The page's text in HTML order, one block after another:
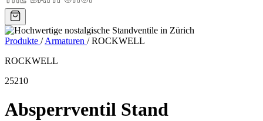
Produkte / Armaturen / ROCKWELL
ROCKWELL
25210
Absperrventil Stand